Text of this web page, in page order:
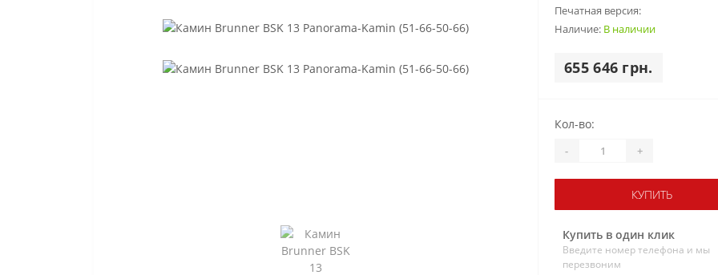
Печатная версия:
Наличие: В наличии
655 646 грн.
Кол-во:
- +
КУПИТЬ
Купить в один клик
Введите номер телефона и мы
перезвоним